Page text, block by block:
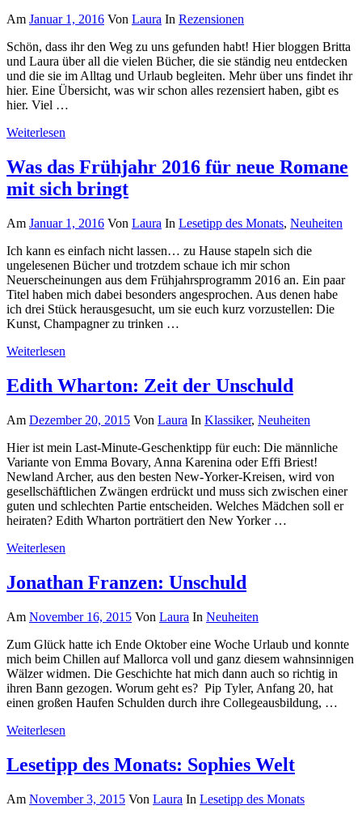
Am Januar 1, 2016 Von Laura In Rezensionen
Schön, dass ihr den Weg zu uns gefunden habt! Hier bloggen Britta
und Laura über all die vielen Bücher, die sie ständig neu entdecken
und die sie im Alltag und Urlaub begleiten. Mehr über uns findet ihr
hier. Eine Übersicht, was wir schon alles rezensiert haben, gibt es
hier. Viel …
Weiterlesen
Was das Frühjahr 2016 für neue Romane
mit sich bringt
Am Januar 1, 2016 Von Laura In Lesetipp des Monats, Neuheiten
Ich kann es einfach nicht lassen… zu Hause stapeln sich die
ungelesenen Bücher und trotzdem schaue ich mir schon
Neuerscheinungen aus dem Frühjahrsprogramm 2016 an. Ein paar
Titel haben mich dabei besonders angesprochen. Aus denen habe
ich drei Stück herausgesucht, um sie euch kurz vorzustellen: Die
Kunst, Champagner zu trinken …
Weiterlesen
Edith Wharton: Zeit der Unschuld
Am Dezember 20, 2015 Von Laura In Klassiker, Neuheiten
Hier ist mein Last-Minute-Geschenktipp für euch: Die männliche
Variante von Emma Bovary, Anna Karenina oder Effi Briest!
Newland Archer, aus den besten New-Yorker-Kreisen, wird von
gesellschäftlichen Zwängen erdrückt und muss sich zwischen einer
guten und schlechten Partie entscheiden. Welches Mädchen soll er
heiraten? Edith Wharton porträtiert den New Yorker …
Weiterlesen
Jonathan Franzen: Unschuld
Am November 16, 2015 Von Laura In Neuheiten
Zum Glück hatte ich Ende Oktober eine Woche Urlaub und konnte
mich beim Chillen auf Mallorca voll und ganz diesem wahnsinnigen
Wälzer widmen. Die Geschichte hat mich dann auch so richtig in
ihren Bann gezogen. Worum geht es? Pip Tyler, Anfang 20, hat
einen großen Haufen Schulden durch ihre Collegeausbildung, …
Weiterlesen
Lesetipp des Monats: Sophies Welt
Am November 3, 2015 Von Laura In Lesetipp des Monats